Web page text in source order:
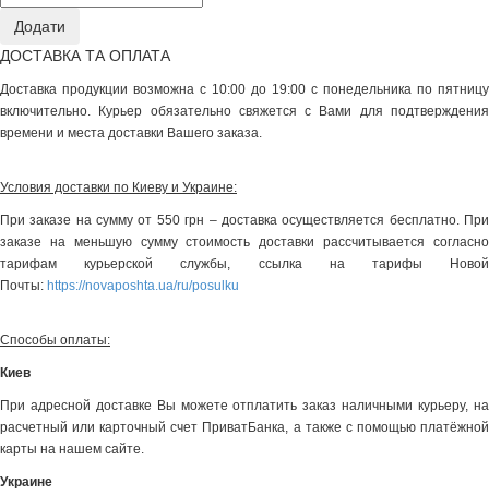
ДОСТАВКА ТА ОПЛАТА
Доставка продукции возможна с 10:00 до 19:00 с понедельника по пятницу
включительно. Курьер обязательно свяжется с Вами для подтверждения
времени и места доставки Вашего заказа.
Условия доставки по Киеву и Украине:
При заказе на сумму от 550 грн – доставка осуществляется бесплатно. При
заказе на меньшую сумму стоимость доставки рассчитывается согласно
тарифам курьерской службы, ссылка на тарифы Новой
Почты: https://novaposhta.ua/ru/posulku
Способы оплаты:
Киев
При адресной доставке Вы можете отплатить заказ наличными курьеру, на
расчетный или карточный счет ПриватБанка, а также с помощью платёжной
карты на нашем сайте.
Украине